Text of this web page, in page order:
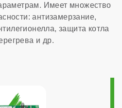
нет
Имеет множество
антизамерзание,
защита котла
и др.